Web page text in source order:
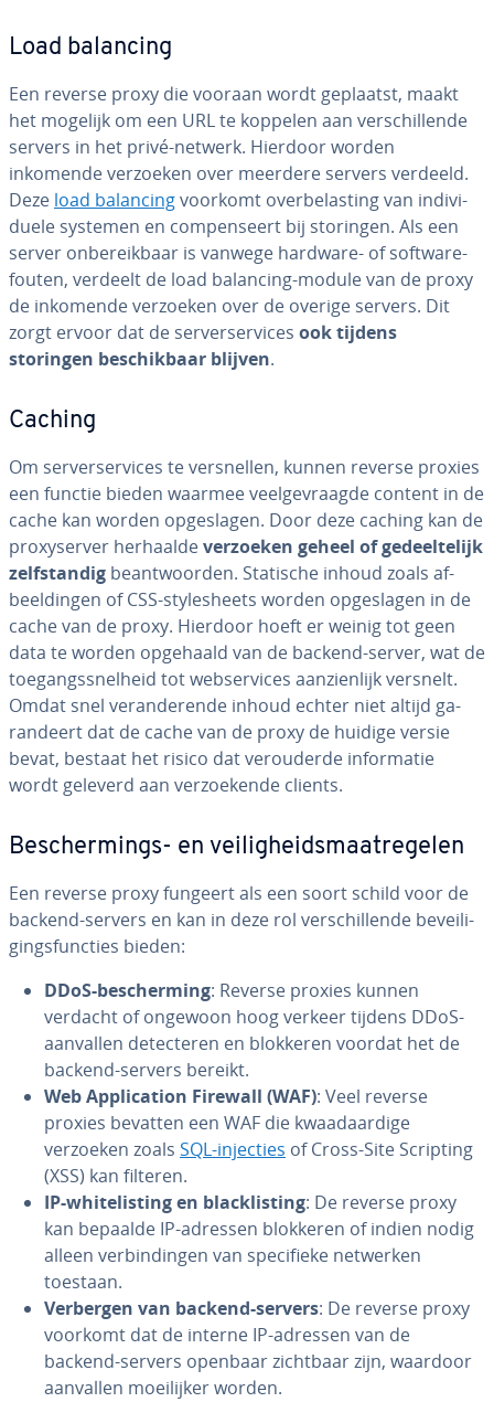
Load balancing
Een reverse proxy die vooraan wordt geplaatst, maakt
het mogelijk om een URL te koppelen aan ver­schil­len­de
servers in het privé-netwerk. Hierdoor worden
inkomende verzoeken over meerdere servers verdeeld.
Deze load balancingvoorkomt over­be­las­ting van in­di­vi­
du­e­le systemen en com­pen­seert bij storingen. Als een
server on­be­reik­baar is vanwege hardware- of soft­wa­re­
fou­ten, verdeelt de load balancing-module van de proxy
de inkomende verzoeken over de overige servers. Dit
zorgt ervoor dat de ser­ver­ser­vi­ces ook tijdens
storingen be­schik­baar blijven.
Caching
Om ser­ver­ser­vi­ces te ver­snel­len, kunnen reverse proxies
een functie bieden waarmee veel­ge­vraag­de content in de
cache kan worden op­ge­sla­gen. Door deze caching kan de
proxy­ser­ver herhaaldeverzoeken geheel of ge­deel­te­lijk
zelf­stan­dig be­ant­woor­den. Statische inhoud zoals af­
beel­din­gen of CSS-sty­les­heets worden op­ge­sla­gen in de
cache van de proxy. Hierdoor hoeft er weinig tot geen
data te worden opgehaald van de backend-server, wat de
toe­gangs­snel­heid tot web­ser­vi­ces aan­zien­lijk versnelt.
Omdat snel ver­an­de­ren­de inhoud echter niet altijd ga­
ran­deert dat de cache van de proxy de huidige versie
bevat, bestaat het risico dat ver­ou­der­de in­for­ma­tie
wordt geleverd aan ver­zoe­ken­de clients.
Be­scher­mings- en vei­lig­heids­maat­re­ge­len
Een reverse proxy fungeert als een soort schild voor de
backend-servers en kan in deze rol ver­schil­len­de be­vei­li­
gings­func­ties bieden:
DDoS-be­scher­ming: Reverse proxies kunnen
verdacht of ongewoon hoog verkeer tijdens DDoS-
aanvallen de­tec­te­ren en blokkeren voordat het de
backend-servers bereikt.
Web Ap­pli­ca­ti­on Firewall (WAF): Veel reverse
proxies bevatten een WAF die kwaad­aar­di­ge
verzoeken zoals SQL-injecties of Cross-Site Scripting
(XSS) kan filteren.
IP-whi­te­lis­ting en blac­k­lis­ting: De reverse proxy
kan bepaalde IP-adressen blokkeren of indien nodig
alleen ver­bin­din­gen van spe­ci­fie­ke netwerken
toestaan.
Verbergen van backend-servers: De reverse proxy
voorkomt dat de interne IP-adressen van de
backend-servers openbaar zichtbaar zijn, waardoor
aanvallen moei­lij­ker worden.